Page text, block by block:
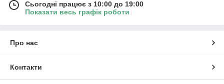
Сьогодні працює з 10:00 до 19:00
Показати весь графік роботи
Про нас
Контакти